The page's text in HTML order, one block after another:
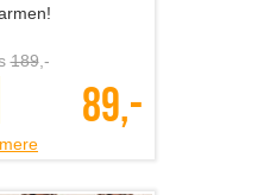
189,-
89,-